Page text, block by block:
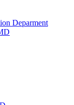
Deparment